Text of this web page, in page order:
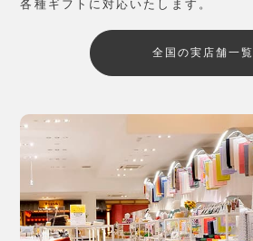
各種ギフトに対応いたします。
全国の実店舗一覧